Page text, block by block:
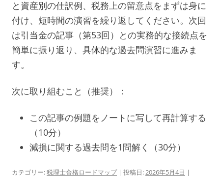
と資産別の仕訳例、税務上の留意点をまずは身に
付け、短時間の演習を繰り返してください。次回
は引当金の記事（第53回）との実務的な接続点を
簡単に振り返り、具体的な過去問演習に進みま
す。
次に取り組むこと（推奨）：
この記事の例題をノートに写して再計算する
（10分）
減損に関する過去問を1問解く（30分）
カテゴリー:税理士合格ロードマップ| 投稿日:2026年5月4日 |